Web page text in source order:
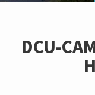
DCU-